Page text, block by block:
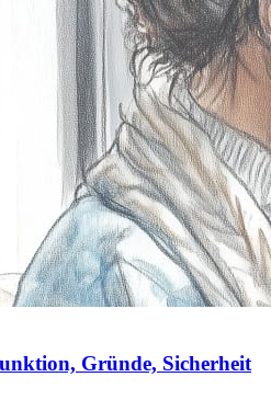
Gründe, Sicherheit